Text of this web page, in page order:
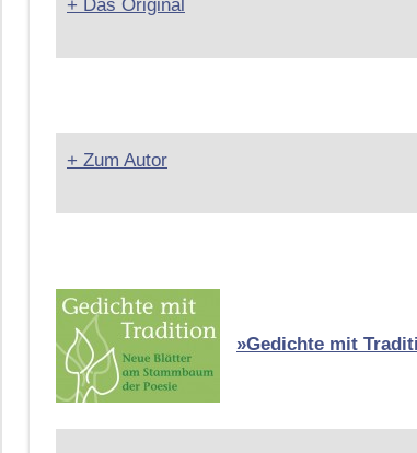
+ Das Original
+ Zum Autor
»Gedichte mit